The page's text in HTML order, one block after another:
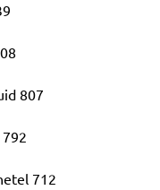
807
712